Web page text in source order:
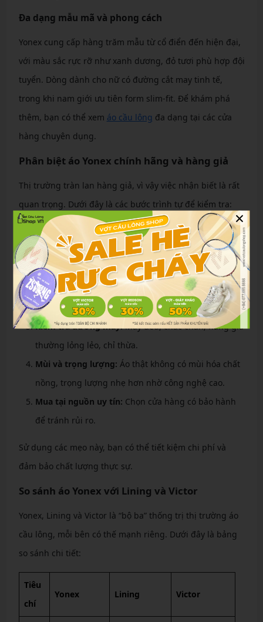
Đa dạng mẫu mã và phong cách
Yonex cung cấp hàng trăm mẫu từ cổ điển đến hiện đại,
với màu sắc rực rỡ như xanh dương, đỏ tươi phù hợp đội
tuyển. Dòng dành cho nữ có đường cắt may tinh tế,
trong khi nam giới ưu tiên form slim-fit. Để khám phá
thêm, bạn có thể xem áo cầu lông đa dạng tại các cửa
hàng chuyên dụng.
Phân biệt áo Yonex chính hãng và hàng giả
Thị trường tràn lan hàng giả, vì vậy việc nhận biết là rất
quan trọng. Dưới đây là các bước trình tự để kiểm tra:
Kiểm tra mã vạch và tem chống giả:Áo chính hãng
có mã QR quét ra thông tin sản phẩm đầy đủ từ
Yonex, tem hologram lấp lánh dưới ánh sáng.
Xem chất liệu:Vải thật mềm mịn, mát tay; hàng giả
cứng, dễ nhăn. Logo thêu sắc nét, không lem màu.
Kiểm tra đường may:May đều, chắc chắn; hàng giả
thường lỏng lẻo, chỉ thừa.
Mùi và trọng lượng: Áo thật không có mùi hóa chất
nồng, trọng lượng nhẹ hơn nhờ công nghệ cao.
Mua tại nguồn uy tín: Chọn cửa hàng có bảo hành
để tránh rủi ro.
Sử dụng các mẹo này, bạn có thể tiết kiệm chi phí và
đảm bảo chất lượng thực sự.
So sánh áo Yonex với Lining và Victor
Yonex, Lining và Victor là “bộ ba” thống trị thị trường áo
cầu lông, mỗi bên có thế mạnh riêng. Dưới đây là bảng
so sánh chi tiết:
Tiêu
chí
Yonex Lining Victor
×